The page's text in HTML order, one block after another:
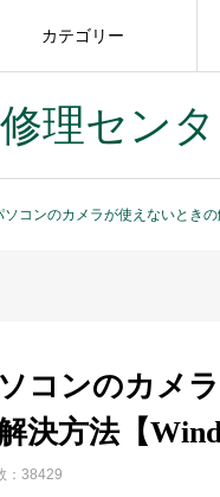
理セン
カテゴリー
ソコンのカメラが使えないときの
コンのカメ
決方法【
：38429